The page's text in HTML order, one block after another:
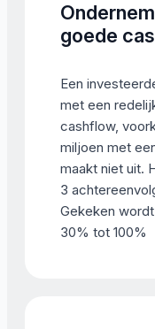
goede
Een
met een
cashflow,
miljoen met
maakt niet uit.
3
Gekeken
30% tot 100%